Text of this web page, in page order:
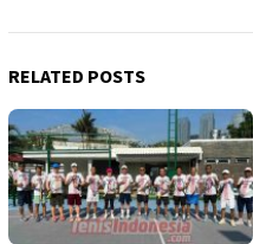
RELATED POSTS